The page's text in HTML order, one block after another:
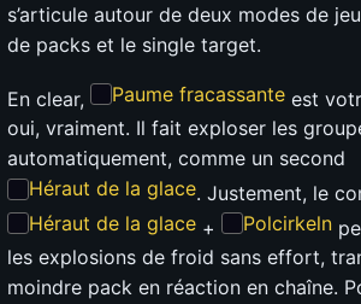
s’articule autour de deux modes de
de packs et le single target.
En clear, Paume fracassante est
oui, vraiment. Il fait exploser les
automatiquement, comme un second
Héraut de la glace. Justement, le
Héraut de la glace + Polcirkeln
les explosions de froid sans effort,
moindre pack en réaction en chaîne.